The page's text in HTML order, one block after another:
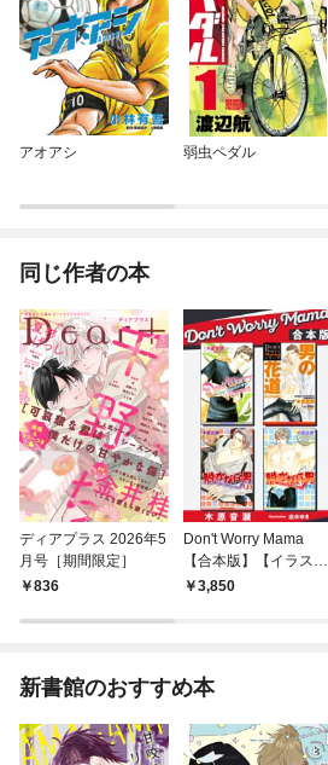
アオアシ 弱虫ペダル
同じ作者の本
ディアプラス 2026年5
月号［期間限定］
836
Don't Worry Mama
【合本版】【イラスト
入り】
3,850
新書館のおすすめ本